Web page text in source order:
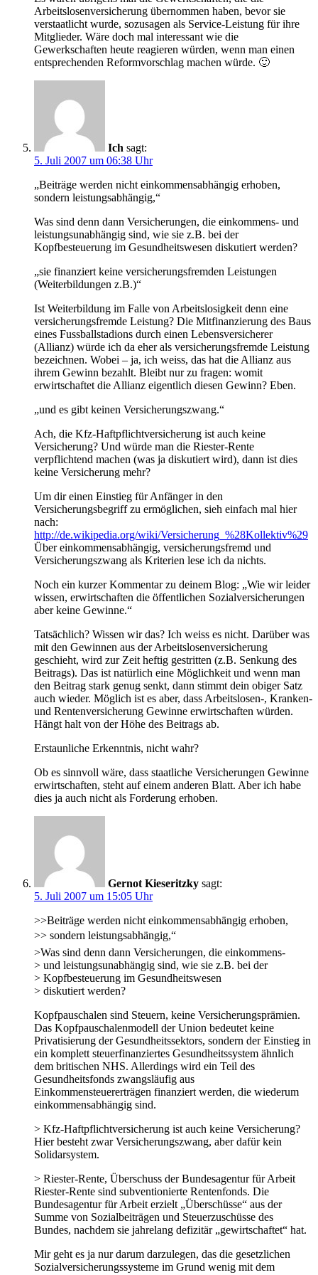
Arbeitslosenversicherung übernommen haben, bevor sie
verstaatlicht wurde, sozusagen als Service-Leistung für ihre
Mitglieder. Wäre doch mal interessant wie die
Gewerkschaften heute reagieren würden, wenn man einen
entsprechenden Reformvorschlag machen würde. 🙂
Ich sagt:
5. Juli 2007 um 06:38 Uhr
„Beiträge werden nicht einkommensabhängig erhoben,
sondern leistungsabhängig,“
Was sind denn dann Versicherungen, die einkommens- und
leistungsunabhängig sind, wie sie z.B. bei der
Kopfbesteuerung im Gesundheitswesen diskutiert werden?
„sie finanziert keine versicherungsfremden Leistungen
(Weiterbildungen z.B.)“
Ist Weiterbildung im Falle von Arbeitslosigkeit denn eine
versicherungsfremde Leistung? Die Mitfinanzierung des Baus
eines Fussballstadions durch einen Lebensversicherer
(Allianz) würde ich da eher als versicherungsfremde Leistung
bezeichnen. Wobei – ja, ich weiss, das hat die Allianz aus
ihrem Gewinn bezahlt. Bleibt nur zu fragen: womit
erwirtschaftet die Allianz eigentlich diesen Gewinn? Eben.
„und es gibt keinen Versicherungszwang.“
Ach, die Kfz-Haftpflichtversicherung ist auch keine
Versicherung? Und würde man die Riester-Rente
verpflichtend machen (was ja diskutiert wird), dann ist dies
keine Versicherung mehr?
Um dir einen Einstieg für Anfänger in den
Versicherungsbegriff zu ermöglichen, sieh einfach mal hier
nach:
http://de.wikipedia.org/wiki/Versicherung_%28Kollektiv%29
Über einkommensabhängig, versicherungsfremd und
Versicherungszwang als Kriterien lese ich da nichts.
Noch ein kurzer Kommentar zu deinem Blog: „Wie wir leider
wissen, erwirtschaften die öffentlichen Sozialversicherungen
aber keine Gewinne.“
Tatsächlich? Wissen wir das? Ich weiss es nicht. Darüber was
mit den Gewinnen aus der Arbeitslosenversicherung
geschieht, wird zur Zeit heftig gestritten (z.B. Senkung des
Beitrags). Das ist natürlich eine Möglichkeit und wenn man
den Beitrag stark genug senkt, dann stimmt dein obiger Satz
auch wieder. Möglich ist es aber, dass Arbeitslosen-, Kranken-
und Rentenversicherung Gewinne erwirtschaften würden.
Hängt halt von der Höhe des Beitrags ab.
Erstaunliche Erkenntnis, nicht wahr?
Ob es sinnvoll wäre, dass staatliche Versicherungen Gewinne
erwirtschaften, steht auf einem anderen Blatt. Aber ich habe
dies ja auch nicht als Forderung erhoben.
Gernot Kieseritzky sagt:
5. Juli 2007 um 15:05 Uhr
>>Beiträge werden nicht einkommensabhängig erhoben,
>> sondern leistungsabhängig,“
>Was sind denn dann Versicherungen, die einkommens-
> und leistungsunabhängig sind, wie sie z.B. bei der
> Kopfbesteuerung im Gesundheitswesen
> diskutiert werden?
Kopfpauschalen sind Steuern, keine Versicherungsprämien.
Das Kopfpauschalenmodell der Union bedeutet keine
Privatisierung der Gesundheitssektors, sondern der Einstieg in
ein komplett steuerfinanziertes Gesundheitssystem ähnlich
dem britischen NHS. Allerdings wird ein Teil des
Gesundheitsfonds zwangsläufig aus
Einkommensteuererträgen finanziert werden, die wiederum
einkommensabhängig sind.
> Kfz-Haftpflichtversicherung ist auch keine Versicherung?
Hier besteht zwar Versicherungszwang, aber dafür kein
Solidarsystem.
> Riester-Rente, Überschuss der Bundesagentur für Arbeit
Riester-Rente sind subventionierte Rentenfonds. Die
Bundesagentur für Arbeit erzielt „Überschüsse“ aus der
Summe von Sozialbeiträgen und Steuerzuschüsse des
Bundes, nachdem sie jahrelang defizitär „gewirtschaftet“ hat.
Mir geht es ja nur darum darzulegen, das die gesetzlichen
Sozialversicherungssysteme im Grund wenig mit dem